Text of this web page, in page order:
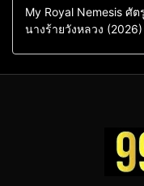
ซีรี่ย์เกาหลีพากย์ไทย
Comedy
Drama
Sci-Fi & Fantasy
My Royal Nemesis ศัต
นางร้ายวังหลวง